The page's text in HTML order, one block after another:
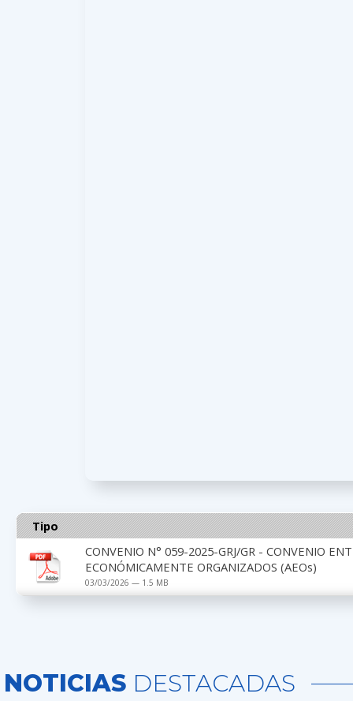
Tipo
CONVENIO N° 059-2025-GRJ/GR - CONVENIO
ECONÓMICAMENTE ORGANIZADOS (AEOs)
03/03/2026 — 1.5 MB
NOTICIAS DESTACADAS